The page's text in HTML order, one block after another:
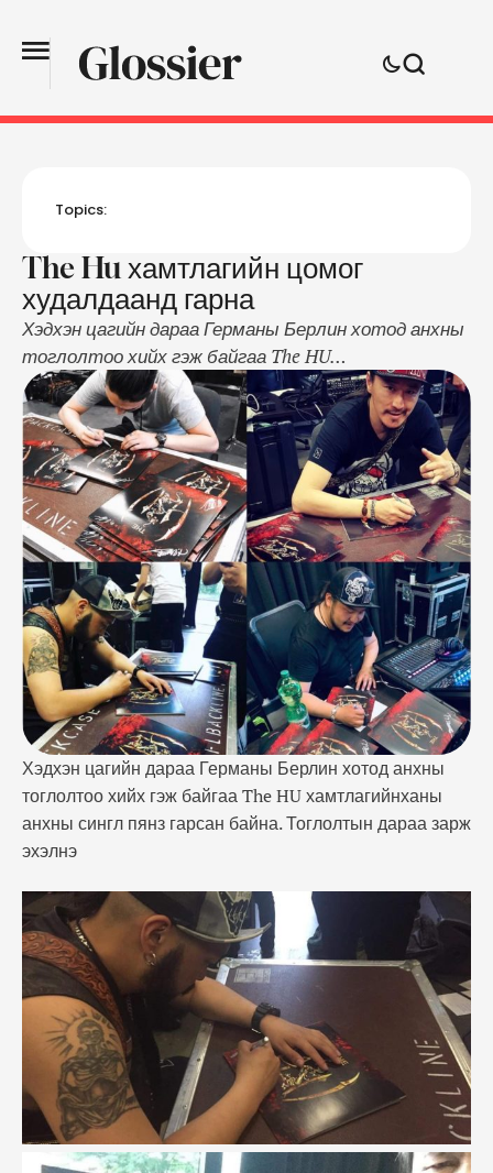
Topics:
The Hu хамтлагийн цомог
худалдаанд гарна
Хэдхэн цагийн дараа Германы Берлин хотод анхны
тоглолтоо хийх гэж байгаа The HU
хамтлагийнханы анхны сингл пянз гарсан байна.
Тоглолтын дараа зарж эхэлнэ
Хэдхэн цагийн дараа Германы Берлин хотод анхны
тоглолтоо хийх гэж байгаа The HU хамтлагийнханы
анхны сингл пянз гарсан байна. Тоглолтын дараа зарж
эхэлнэ